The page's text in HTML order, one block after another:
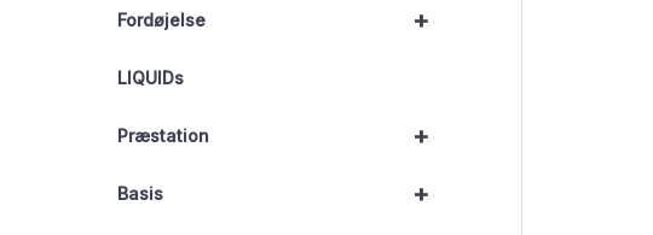
+
Fordøjelse
LIQUIDs
+
Præstation
+
Basis